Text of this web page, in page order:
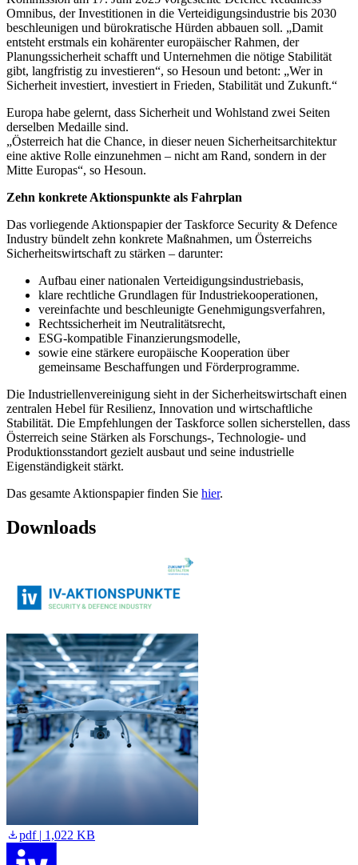
Omnibus, der Investitionen in die Verteidigungsindustrie bis 2030
beschleunigen und bürokratische Hürden abbauen soll. „Damit
entsteht erstmals ein kohärenter europäischer Rahmen, der
Planungssicherheit schafft und Unternehmen die nötige Stabilität
gibt, langfristig zu investieren“, so Hesoun und betont: „Wer in
Sicherheit investiert, investiert in Frieden, Stabilität und Zukunft.“
Europa habe gelernt, dass Sicherheit und Wohlstand zwei Seiten
derselben Medaille sind.
„Österreich hat die Chance, in dieser neuen Sicherheitsarchitektur
eine aktive Rolle einzunehmen – nicht am Rand, sondern in der
Mitte Europas“, so Hesoun.
Zehn konkrete Aktionspunkte als Fahrplan
Das vorliegende Aktionspapier der Taskforce Security & Defence
Industry bündelt zehn konkrete Maßnahmen, um Österreichs
Sicherheitswirtschaft zu stärken – darunter:
Aufbau einer nationalen Verteidigungsindustriebasis,
klare rechtliche Grundlagen für Industriekooperationen,
vereinfachte und beschleunigte Genehmigungsverfahren,
Rechtssicherheit im Neutralitätsrecht,
ESG-kompatible Finanzierungsmodelle,
sowie eine stärkere europäische Kooperation über
gemeinsame Beschaffungen und Förderprogramme.
Die Industriellenvereinigung sieht in der Sicherheitswirtschaft einen
zentralen Hebel für Resilienz, Innovation und wirtschaftliche
Stabilität. Die Empfehlungen der Taskforce sollen sicherstellen, dass
Österreich seine Stärken als Forschungs-, Technologie- und
Produktionsstandort gezielt ausbaut und seine industrielle
Eigenständigkeit stärkt.
Das gesamte Aktionspapier finden Sie hier.
Downloads
pdf | 1,022 KB